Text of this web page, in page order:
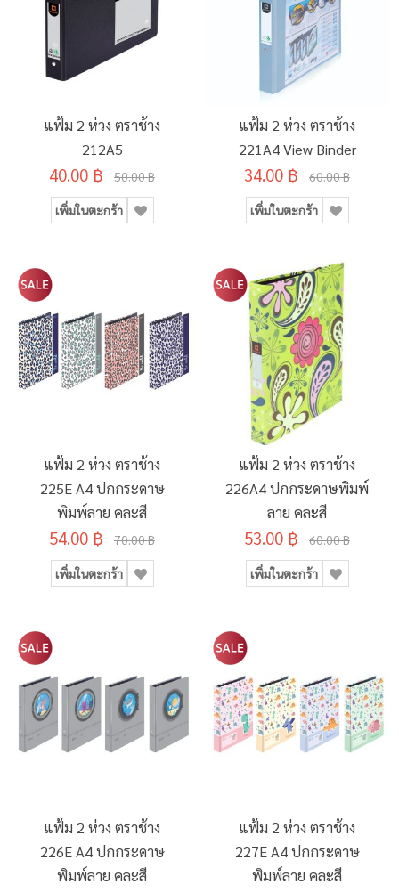
แฟ้ม 2 ห่วง ตราช้าง
212A5
40.00 ฿ 50.00 ฿
เพิ่มในตะกร้า
แฟ้ม 2 ห่วง ตราช้าง
221A4 View Binder
34.00 ฿ 60.00 ฿
เพิ่มในตะกร้า
แฟ้ม 2 ห่วง ตราช้าง
225E A4 ปกกระดาษ
พิมพ์ลาย คละสี
54.00 ฿ 70.00 ฿
เพิ่มในตะกร้า
แฟ้ม 2 ห่วง ตราช้าง
226A4 ปกกระดาษพิมพ์
ลาย คละสี
53.00 ฿ 60.00 ฿
เพิ่มในตะกร้า
แฟ้ม 2 ห่วง ตราช้าง
226E A4 ปกกระดาษ
พิมพ์ลาย คละสี
แฟ้ม 2 ห่วง ตราช้าง
227E A4 ปกกระดาษ
พิมพ์ลาย คละสี